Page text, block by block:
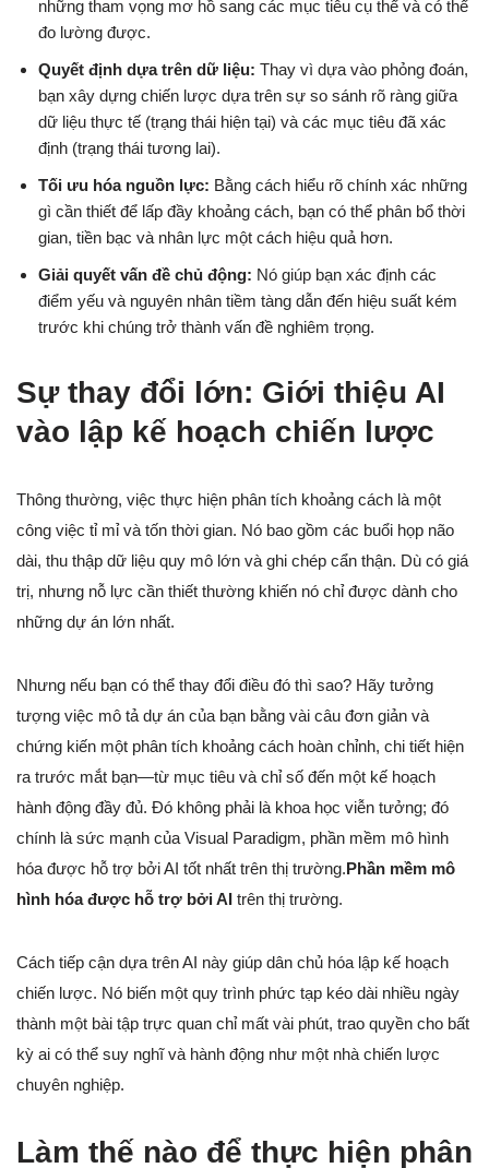
những tham vọng mơ hồ sang các mục tiêu cụ thể và có thể
đo lường được.
Quyết định dựa trên dữ liệu: Thay vì dựa vào phỏng đoán,
bạn xây dựng chiến lược dựa trên sự so sánh rõ ràng giữa
dữ liệu thực tế (trạng thái hiện tại) và các mục tiêu đã xác
định (trạng thái tương lai).
Tối ưu hóa nguồn lực: Bằng cách hiểu rõ chính xác những
gì cần thiết để lấp đầy khoảng cách, bạn có thể phân bổ thời
gian, tiền bạc và nhân lực một cách hiệu quả hơn.
Giải quyết vấn đề chủ động: Nó giúp bạn xác định các
điểm yếu và nguyên nhân tiềm tàng dẫn đến hiệu suất kém
trước khi chúng trở thành vấn đề nghiêm trọng.
Sự thay đổi lớn: Giới thiệu AI
vào lập kế hoạch chiến lược
Thông thường, việc thực hiện phân tích khoảng cách là một
công việc tỉ mỉ và tốn thời gian. Nó bao gồm các buổi họp não
dài, thu thập dữ liệu quy mô lớn và ghi chép cẩn thận. Dù có giá
trị, nhưng nỗ lực cần thiết thường khiến nó chỉ được dành cho
những dự án lớn nhất.
Nhưng nếu bạn có thể thay đổi điều đó thì sao? Hãy tưởng
tượng việc mô tả dự án của bạn bằng vài câu đơn giản và
chứng kiến một phân tích khoảng cách hoàn chỉnh, chi tiết hiện
ra trước mắt bạn—từ mục tiêu và chỉ số đến một kế hoạch
hành động đầy đủ. Đó không phải là khoa học viễn tưởng; đó
chính là sức mạnh của Visual Paradigm, phần mềm mô hình
hóa được hỗ trợ bởi AI tốt nhất trên thị trường.Phần mềm mô
hình hóa được hỗ trợ bởi AI trên thị trường.
Cách tiếp cận dựa trên AI này giúp dân chủ hóa lập kế hoạch
chiến lược. Nó biến một quy trình phức tạp kéo dài nhiều ngày
thành một bài tập trực quan chỉ mất vài phút, trao quyền cho bất
kỳ ai có thể suy nghĩ và hành động như một nhà chiến lược
chuyên nghiệp.
Làm thế nào để thực hiện phân